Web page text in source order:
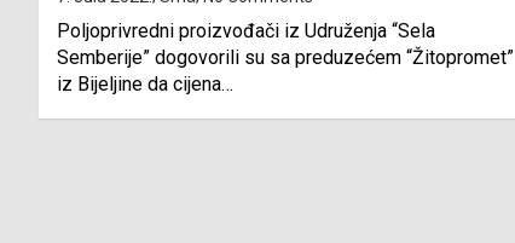
Poljoprivredni proizvođači iz Udruženja “Sela
Semberije” dogovorili su sa preduzećem “Žitopromet”
iz Bijeljine da cijena…